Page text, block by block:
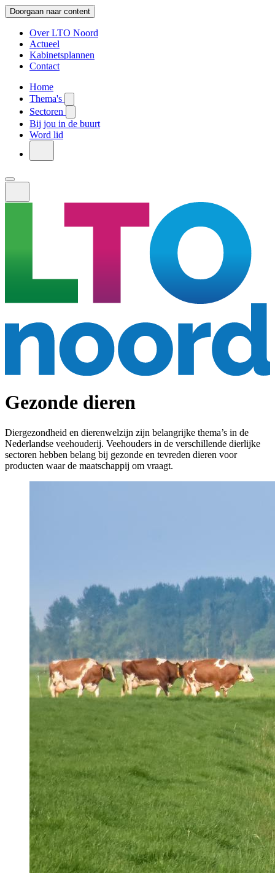
Doorgaan naar content
Over LTO Noord
Actueel
Kabinetsplannen
Contact
Home
Thema's
Sectoren
Bij jou in de buurt
Word lid
Gezonde dieren
Diergezondheid en dierenwelzijn zijn belangrijke thema’s in de
Nederlandse veehouderij. Veehouders in de verschillende dierlijke
sectoren hebben belang bij gezonde en tevreden dieren voor
producten waar de maatschappij om vraagt.